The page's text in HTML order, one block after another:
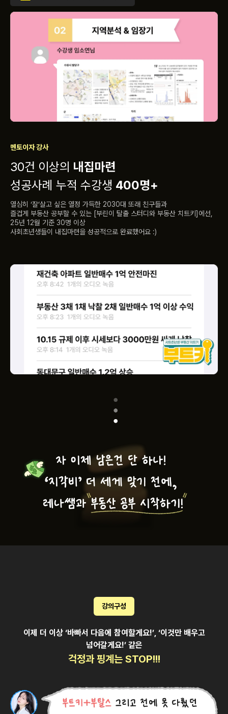
멘토이자 강사
30건 이상의 내집마련
성공사례 누적 수강생 400명+
열심히 ‘잘’살고 싶은 열정 가득한 2030대 또래 친구들과
즐겁게 부동산 공부할 수 있는 [부린이 탈출 스터디와 부동산 치트키]에선,
25년 12월 기준 30명 이상
사회초년생들이 내집마련을 성공적으로 완료했어요 :)
강의구성
이제 더 이상 ‘바빠서 다음에 참여할게요!’, ‘이것만 배우고
넘어갈게요!’ 같은
걱정과 핑계는 STOP!!!